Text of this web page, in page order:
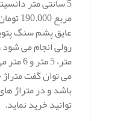
مربع
متر، 5
می توان گفت
باشد و در متراژ
توانید خرید نماید.